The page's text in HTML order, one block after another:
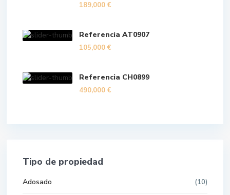
189,000 €
Referencia AT0907
105,000 €
Referencia CH0899
490,000 €
Tipo de propiedad
Adosado (10)